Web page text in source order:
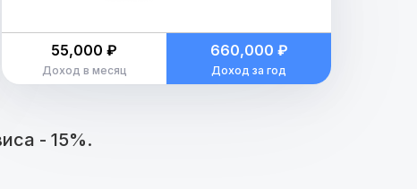
55,000 ₽
Доход в месяц
660,000 ₽
Доход за год
- 15%.